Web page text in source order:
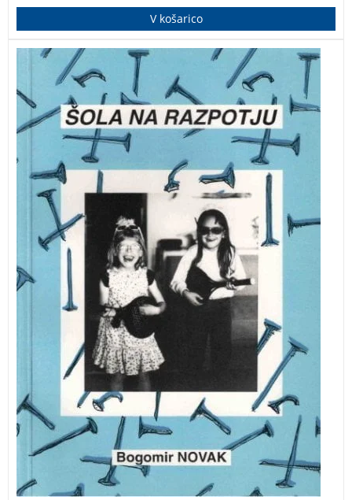
V košarico
Avtor osvetljuje šolo iz zgodovinskih razvojnih
zakonitosti kot ustanovo in v njej proces vzgoje in
izobraževanja.